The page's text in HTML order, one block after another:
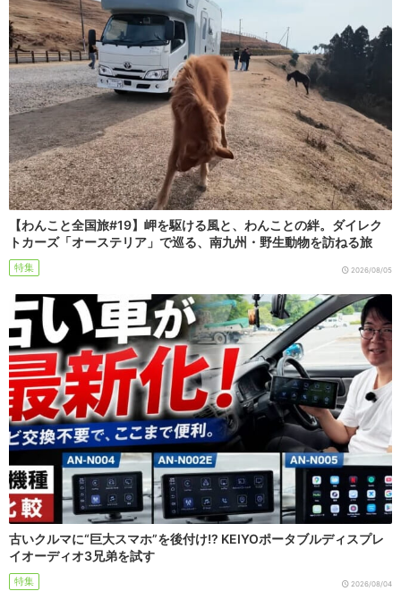
【わんこと全国旅#19】岬を駆ける風と、わんことの絆。ダイレク
トカーズ「オーステリア」で巡る、南九州・野生動物を訪ねる旅
特集 2026/08/05
古いクルマに“巨大スマホ”を後付け!? KEIYOポータブルディスプレ
イオーディオ3兄弟を試す
特集 2026/08/04